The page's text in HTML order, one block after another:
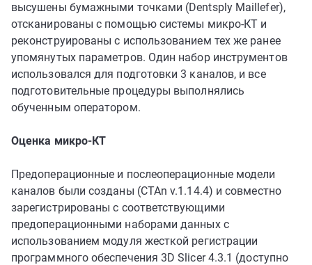
высушены бумажными точками (Dentsply Maillefer),
отсканированы с помощью системы микро-КТ и
реконструированы с использованием тех же ранее
упомянутых параметров. Один набор инструментов
использовался для подготовки 3 каналов, и все
подготовительные процедуры выполнялись
обученным оператором.
Оценка микро-КТ
Предоперационные и послеоперационные модели
каналов были созданы (CTAn v.1.14.4) и совместно
зарегистрированы с соответствующими
предоперационными наборами данных с
использованием модуля жесткой регистрации
программного обеспечения 3D Slicer 4.3.1 (доступно